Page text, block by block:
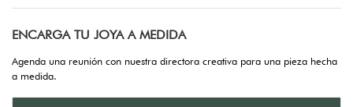
ENCARGA TU JOYA A MEDIDA
Agenda una reunión con nuestra directora creativa para una pieza hecha
a medida.